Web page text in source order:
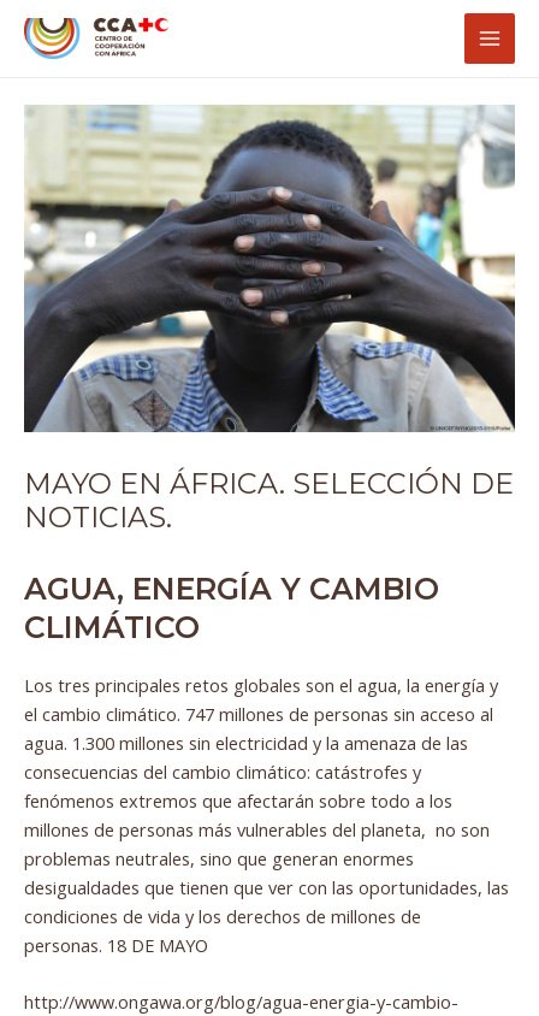
Main
MAYO EN ÁFRICA. SELECCIÓN DE
NOTICIAS.
AGUA, ENERGÍA Y CAMBIO
CLIMÁTICO
Los tres principales retos globales son el agua, la energía y
el cambio climático. 747 millones de personas sin acceso al
agua. 1.300 millones sin electricidad y la amenaza de las
consecuencias del cambio climático: catástrofes y
fenómenos extremos que afectarán sobre todo a los
millones de personas más vulnerables del planeta, no son
problemas neutrales, sino que generan enormes
desigualdades que tienen que ver con las oportunidades, las
condiciones de vida y los derechos de millones de
personas. 18 DE MAYO
http://www.ongawa.org/blog/agua-energia-y-cambio-
Navegación
de